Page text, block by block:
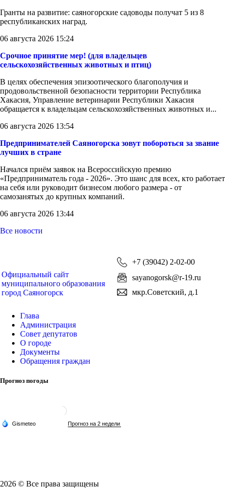
Гранты на развитие: саяногорские садоводы получат 5 из 8
республиканских наград.
06 августа 2026 15:24
Срочное принятие мер! (для владельцев
сельскохозяйственных животных и птиц)
В целях обеспечения эпизоотического благополучия и
продовольственной безопасности территории Республика
Хакасия, Управление ветеринарии Республики Хакасия
обращается к владельцам сельскохозяйственных животных и...
06 августа 2026 13:54
Предпринимателей Саяногорска зовут побороться за звание
лучших в стране
Начался приём заявок на Всероссийскую премию
«Предприниматель года - 2026». Это шанс для всех, кто работает
на себя или руководит бизнесом любого размера - от
самозанятых до крупных компаний.
06 августа 2026 13:44
Все новости
Официальный сайт
муниципального образования
город Саяногорск
+7 (39042) 2-02-00
sayanogorsk@r-19.ru
мкр.Советский, д.1
Глава
Администрация
Совет депутатов
О городе
Документы
Обращения граждан
Прогноз погоды
2026 © Все права защищены